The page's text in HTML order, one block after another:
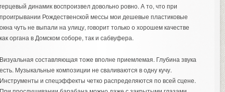
динамик воспроизвел довольно ровно. А то, что при
Рождественской мессы мои дешевые пластиковые
чуть не выпали на улицу, говорит только о хорошем качестве
органа в Домском соборе, так и сабвуфера.
составляющая тоже вполне приемлемая. Глубина звука
Музыкальные композиции не сваливаются в одну кучу.
и спецэффекты четко распределяются по всей сцене.